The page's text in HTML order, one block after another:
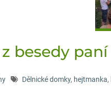
besedy
Dělnické domky, hejtmanka,